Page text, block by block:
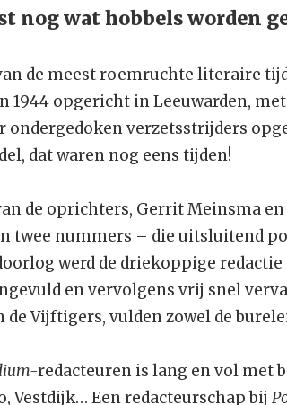
nog wat hobbels worden
de meest roemruchte literaire
1944 opgericht in Leeuwarden,
ondergedoken verzetsstrijders
dat waren nog eens tijden!
de oprichters, Gerrit Meinsma
twee nummers – die uitsluitend
werd de driekoppige redactie
en vervolgens vrij snel
de Vijftigers, vulden zowel de
redacteuren is lang en vol met
Vestdijk… Een redacteurschap bij